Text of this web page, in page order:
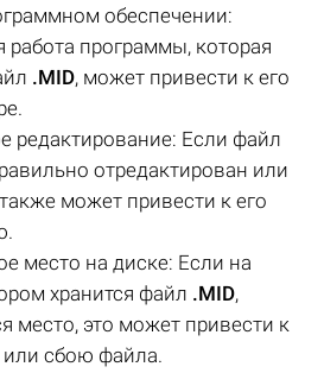
обеспечении:
работа программы, которая
.MID, может привести к его
редактирование: Если файл
отредактирован или
может привести к его
место на диске: Если на
хранится файл .MID,
место, это может привести к
или сбою файла.